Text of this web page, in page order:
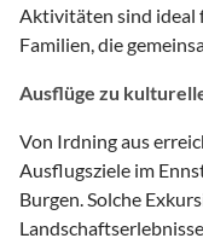
Aktivitäten sind ideal
Familien, die
Ausflüge zu
Von Irdning aus
Ausflugsziele im
Burgen. Solche